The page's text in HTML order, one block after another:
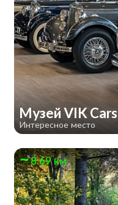
Музей VIK Cars
Интересное место
8.69 км